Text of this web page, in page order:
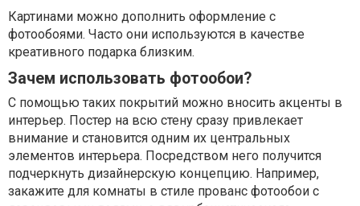
Картинами можно дополнить оформление с
фотообоями. Часто они используются в качестве
креативного подарка близким.
Зачем использовать фотообои?
С помощью таких покрытий можно вносить акценты в
интерьер. Постер на всю стену сразу привлекает
внимание и становится одним их центральных
элементов интерьера. Посредством него получится
подчеркнуть дизайнерскую концепцию. Например,
закажите для комнаты в стиле прованс фотообои с